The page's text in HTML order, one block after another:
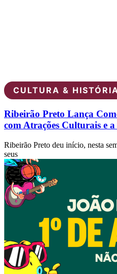
CULTURA & HISTÓRIA
Ribeirão Preto Lança
com Atrações Culturais e
Ribeirão Preto deu início, nesta
seus